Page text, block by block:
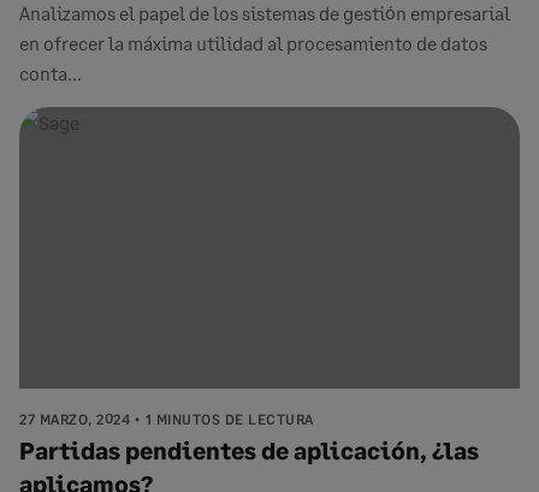
Analizamos el papel de los sistemas de gestión empresarial
en ofrecer la máxima utilidad al procesamiento de datos
conta...
27 MARZO, 2024 1 MINUTOS DE LECTURA
Partidas pendientes de aplicación, ¿las
aplicamos?